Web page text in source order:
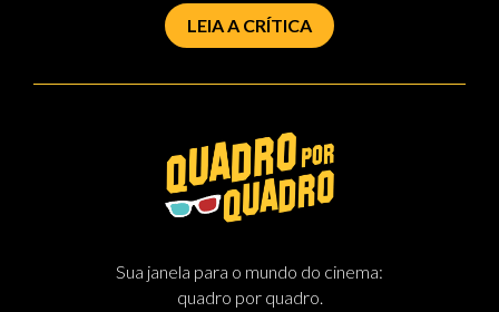
LEIA A CRÍTICA
Sua janela para o mundo do cinema:
quadro por quadro.